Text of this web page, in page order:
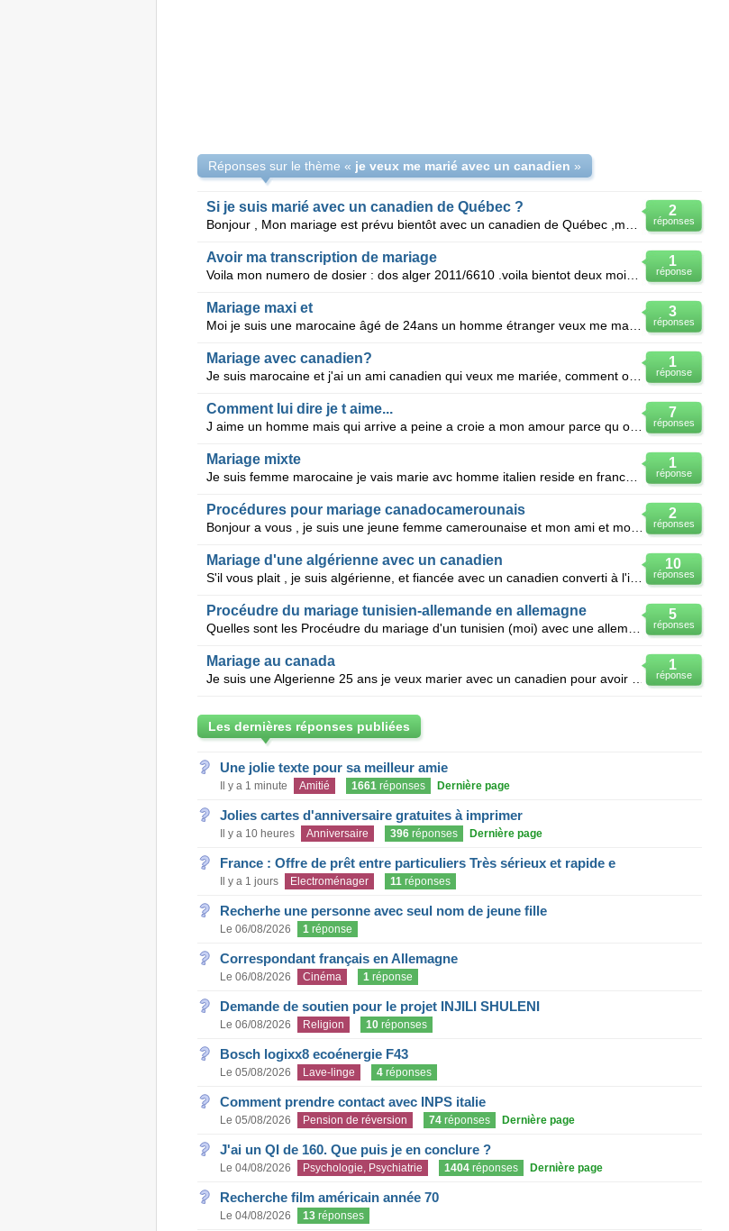
Réponses sur le thème « je veux me marié avec un canadien »
2
réponses
Si je suis marié avec un canadien de Québec ?
1
réponse
Avoir ma transcription de mariage
Voila mon numero de dosier : dos alger 2011/6610 .voila bientot deux mois que je suis en
3
réponses
Mariage maxi et
1
réponse
Mariage avec canadien?
Je suis marocaine et j'ai un ami canadien qui veux me mariée, comment on va faire? aidez moi, je
7
réponses
Comment lui dire je t aime...
J aime un homme mais qui arrive a peine a croie a mon amour parce qu on a pas encor fait l amour.il
1
réponse
Mariage mixte
Je suis femme marocaine je vais marie avc homme italien reside en france quel sont les document nece
2
réponses
Procédures pour mariage canadocamerounais
Bonjour a vous , je suis une jeune femme camerounaise et mon ami et moi voulons nous marier,il est
10
réponses
Mariage d'une algérienne avec un canadien
S'il vous plait , je suis algérienne, et fiancée avec un canadien converti à l'islam , il s'avère qu
5
réponses
Procéudre du mariage tunisien-allemande en allemagne
1
réponse
Mariage au canada
Les dernières réponses publiées
Une jolie texte pour sa meilleur amie
Il y a 1 minute Amitié 1661réponses Dernière page
Jolies cartes d'anniversaire gratuites à imprimer
Il y a 10 heures Anniversaire 396réponses Dernière page
France : Offre de prêt entre particuliers Très sérieux et rapide e
Il y a 1 jours Electroménager 11réponses
Recherhe une personne avec seul nom de jeune fille
Le 06/08/2026 1réponse
Correspondant français en Allemagne
Le 06/08/2026 Cinéma 1réponse
Demande de soutien pour le projet INJILI SHULENI
Le 06/08/2026 Religion 10réponses
Bosch logixx8 ecoénergie F43
Le 05/08/2026 Lave-linge 4réponses
Comment prendre contact avec INPS italie
Le 05/08/2026 Pension de réversion 74réponses Dernière page
J'ai un QI de 160. Que puis je en conclure ?
Le 04/08/2026 Psychologie, Psychiatrie 1404réponses Dernière page
Recherche film américain année 70
Le 04/08/2026 13réponses